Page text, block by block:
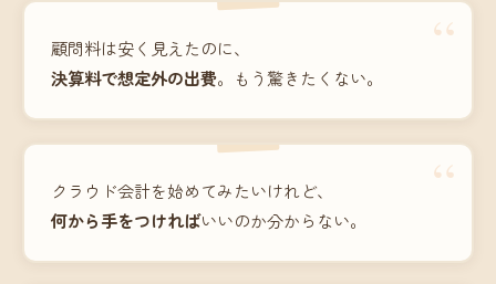
“
顧問料は安く見えたのに、
決算料で想定外の出費。もう驚きたくない。
“
クラウド会計を始めてみたいけれど、
何から手をつければいいのか分からない。